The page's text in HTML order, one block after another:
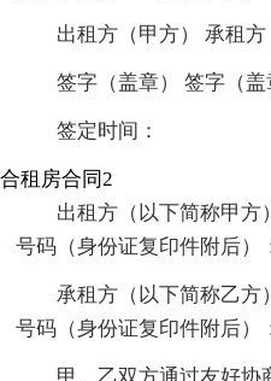
出租方（甲方） 承租方
签字（盖章） 签字（盖
签定时间：
合租房合同2
出租方（以下简称甲方
号码（身份证复印件附后）
承租方（以下简称乙方
号码（身份证复印件附后）